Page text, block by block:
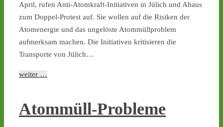
April, rufen Anti-Atomkraft-Initiativen in Jülich und Ahaus
zum Doppel-Protest auf. Sie wollen auf die Risiken der
Atomenergie und das ungelöste Atommüllproblem
aufmerksam machen. Die Initiativen kritisieren die
Transporte von Jülich…
weiter …
Atommüll-Probleme